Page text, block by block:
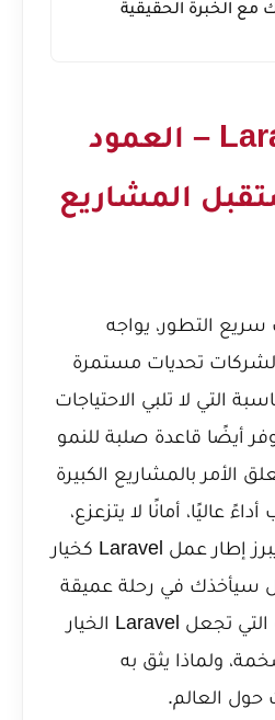
مع الخبرة الحقيقية
مقدمة: Laravel – العمود
المشاريع
التطور، يواجه
تحديات مستمرة
التي لا تلبي الاحتياجات
أيضًا قاعدة صلبة للنمو
الأمر بالمشاريع الكبيرة
عاليًا، أمانًا لا يتزعزع،
وقابلية توسع مرنة، يبرز إطار عمل Laravel كخيار
سيأخذك في رحلة عميقة
لاستكشاف الأسباب التي تجعل Laravel الخيار
ولماذا يثق به
حول العالم.